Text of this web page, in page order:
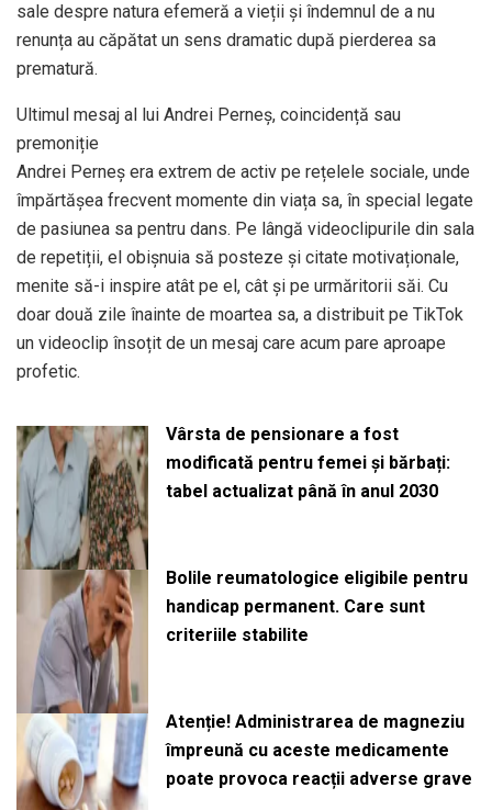
sale despre natura efemeră a vieții și îndemnul de a nu
renunța au căpătat un sens dramatic după pierderea sa
prematură.
Ultimul mesaj al lui Andrei Perneș, coincidență sau
premoniție
Andrei Perneș era extrem de activ pe rețelele sociale, unde
împărtășea frecvent momente din viața sa, în special legate
de pasiunea sa pentru dans. Pe lângă videoclipurile din sala
de repetiții, el obișnuia să posteze și citate motivaționale,
menite să-i inspire atât pe el, cât și pe urmăritorii săi. Cu
doar două zile înainte de moartea sa, a distribuit pe TikTok
un videoclip însoțit de un mesaj care acum pare aproape
profetic.
Vârsta de pensionare a fost
modificată pentru femei și bărbați:
tabel actualizat până în anul 2030
Bolile reumatologice eligibile pentru
handicap permanent. Care sunt
criteriile stabilite
Atenție! Administrarea de magneziu
împreună cu aceste medicamente
poate provoca reacții adverse grave